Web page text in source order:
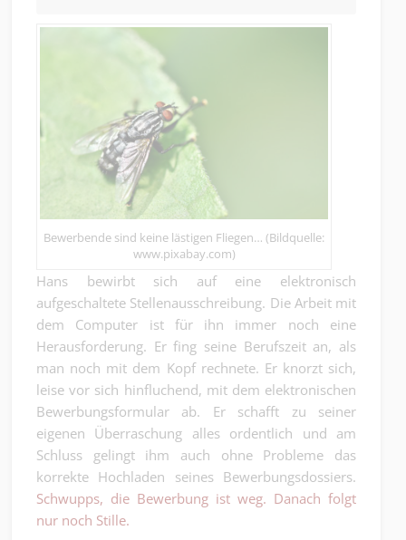
Bewerbende sind keine lästigen Fliegen… (Bildquelle:
www.pixabay.com)
Hans bewirbt sich auf eine elektronisch
aufgeschaltete Stellenausschreibung. Die Arbeit mit
dem Computer ist für ihn immer noch eine
Herausforderung. Er fing seine Berufszeit an, als
man noch mit dem Kopf rechnete. Er knorzt sich,
leise vor sich hinfluchend, mit dem elektronischen
Bewerbungsformular ab. Er schafft zu seiner
eigenen Überraschung alles ordentlich und am
Schluss gelingt ihm auch ohne Probleme das
korrekte Hochladen seines Bewerbungsdossiers.
Schwupps, die Bewerbung ist weg. Danach folgt
nur noch Stille.